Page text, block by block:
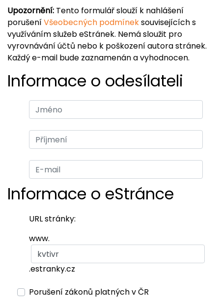
Upozornění: Tento formulář slouží k nahlášení
porušeníVšeobecných podmíneksouvisejících s
využíváním služeb eStránek. Nemá sloužit pro
vyrovnávání účtů nebo k poškození autora stránek.
Každý e-mail bude zaznamenán a vyhodnocen.
Informace o odesílateli
Informace o eStránce
URL stránky:
www.
.estranky.cz
Porušení zákonů platných v ČR